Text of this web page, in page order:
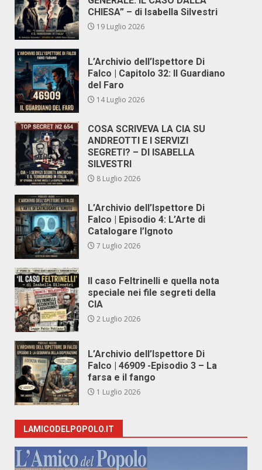
CHIESA” – di Isabella Silvestri
19 Luglio 2026
L’Archivio dell’Ispettore Di
Falco | Capitolo 32: Il Guardiano
del Faro
14 Luglio 2026
COSA SCRIVEVA LA CIA SU
ANDREOTTI E I SERVIZI
SEGRETI? – DI ISABELLA
SILVESTRI
8 Luglio 2026
L’Archivio dell’Ispettore Di
Falco | Episodio 4: L’Arte di
Catalogare l’Ignoto
7 Luglio 2026
Il caso Feltrinelli e quella nota
speciale nei file segreti della
CIA
2 Luglio 2026
L’Archivio dell’Ispettore Di
Falco | 46909 -Episodio 3 – La
farsa e il fango
1 Luglio 2026
LAMICODELPOPOLO.IT